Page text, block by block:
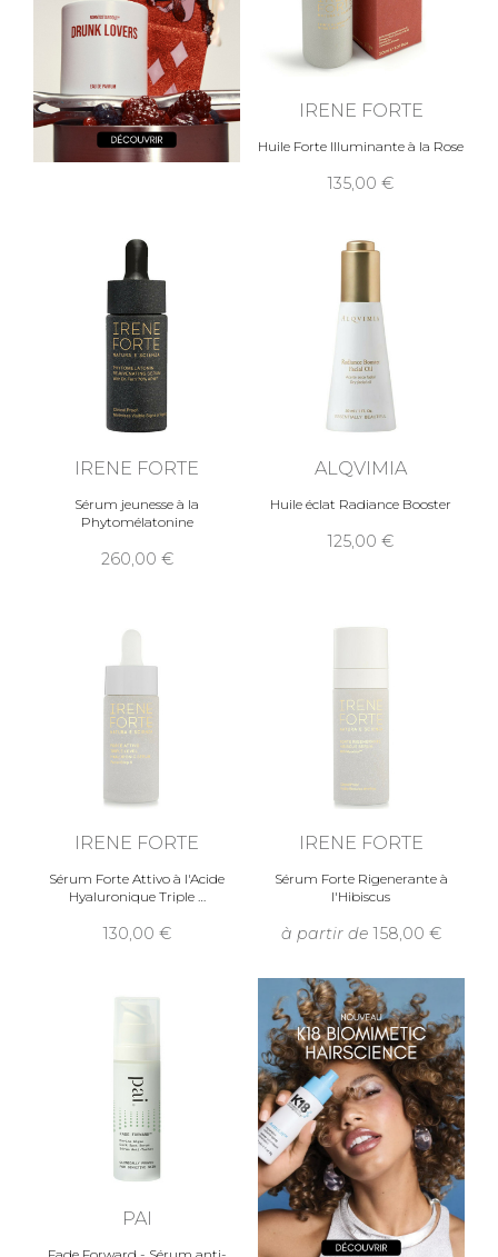
IRENE FORTE
Huile Forte Illuminante à la Rose
135,00
IRENE FORTE
Sérum jeunesse à la
Phytomélatonine
260,00
ALQVIMIA
Huile éclat Radiance Booster
125,00
IRENE FORTE
Sérum Forte Attivo à l'Acide
Hyaluronique Triple
130,00
IRENE FORTE
Sérum Forte Rigenerante à
l'Hibiscus
à partir de 158,00
PAI